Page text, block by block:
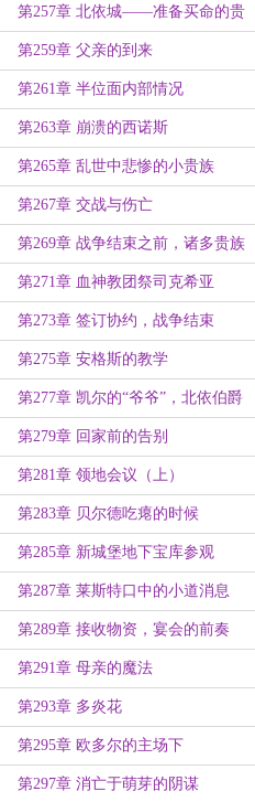
第257章 北依城——准备买命的贵
族
第259章 父亲的到来
第261章 半位面内部情况
第263章 崩溃的西诺斯
第265章 乱世中悲惨的小贵族
第267章 交战与伤亡
第269章 战争结束之前，诸多贵族
的表现
第271章 血神教团祭司克希亚
第273章 签订协约，战争结束
第275章 安格斯的教学
第277章 凯尔的“爷爷”，北依伯爵
第279章 回家前的告别
第281章 领地会议（上）
第283章 贝尔德吃瘪的时候
第285章 新城堡地下宝库参观
第287章 莱斯特口中的小道消息
第289章 接收物资，宴会的前奏
第291章 母亲的魔法
第293章 多炎花
第295章 欧多尔的主场下
第297章 消亡于萌芽的阴谋